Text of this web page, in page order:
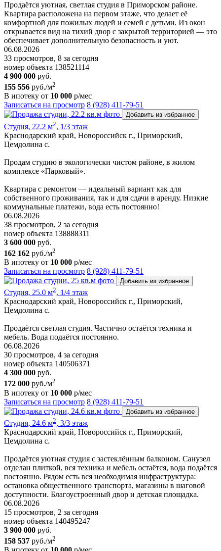
Продаётся уютная, светлая студия в Приморском районе.
Квартира расположена на первом этаже, что делает её
комфортной для пожилых людей и семей с детьми. Из окон
открывается вид на тихий двор с закрытой территорией — это
обеспечивает дополнительную безопасность и уют.
06.08.2026
33 просмотров, 8 за сегодня
номер объекта 138521114
4 900 000 руб.
155 556 руб./м2
В ипотеку от 10 000 р/мес
Записаться на просмотр 8 (928) 411-79-51
Добавить из избранное
Студия, 22.2 м2, 1/3 этаж
Краснодарский край, Новороссийск г., Приморский,
Цемдолина с.
Продам студию в экологически чистом районе, в жилом
комплексе «Парковый».
Квартира с ремонтом — идеальный вариант как для
собственного проживания, так и для сдачи в аренду. Низкие
коммунальные платежи, вода есть постоянно!
06.08.2026
38 просмотров, 2 за сегодня
номер объекта 138888311
3 600 000 руб.
162 162 руб./м2
В ипотеку от 10 000 р/мес
Записаться на просмотр 8 (928) 411-79-51
Добавить из избранное
Студия, 25.0 м2, 1/4 этаж
Краснодарский край, Новороссийск г., Приморский,
Цемдолина с.
Продаётся светлая студия. Частично остаётся техника и
мебель. Вода подаётся постоянно.
06.08.2026
30 просмотров, 4 за сегодня
номер объекта 140506371
4 300 000 руб.
172 000 руб./м2
В ипотеку от 10 000 р/мес
Записаться на просмотр 8 (928) 411-79-51
Добавить из избранное
Студия, 24.6 м2, 3/3 этаж
Краснодарский край, Новороссийск г., Приморский,
Цемдолина с.
Продаётся уютная студия с застеклённым балконом. Санузел
отделан плиткой, вся техника и мебель остаётся, вода подаётся
постоянно. Рядом есть вся необходимая инфраструктура:
остановка общественного транспорта, магазины в шаговой
доступности. Благоустроенный двор и детская площадка.
06.08.2026
15 просмотров, 2 за сегодня
номер объекта 140495247
3 900 000 руб.
158 537 руб./м2